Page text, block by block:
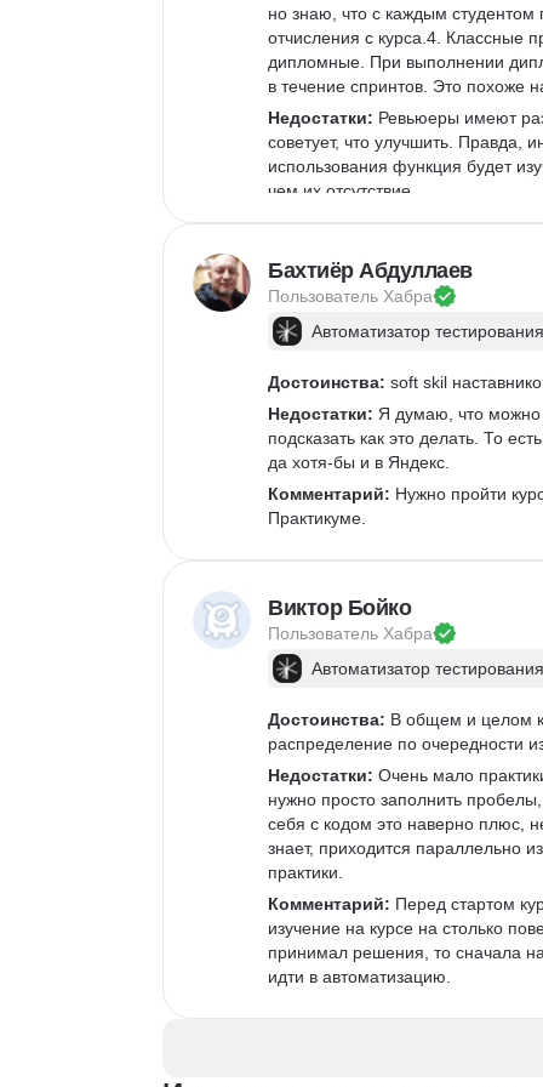
но знаю, что с каждым
отчисления с курса.4. Классные
дипломные. При выполнении
в течение спринтов. Это похоже
Недостатки: Ревьюеры имеют
советует, что улучшить. Правда,
использования функция будет
чем их отсутствие.
будет достаточно, чтобы
самостоятельному поиску
Бахтиёр Абдуллаев
Пользователь Хабра
Автоматизатор
Достоинства: soft skil
Недостатки: Я думаю, что можно
подсказать как это делать. То
да хотя-бы и в Яндекс.
Комментарий: Нужно пройти
Практикуме.
Виктор Бойко
Пользователь Хабра
Автоматизатор
Достоинства: В общем и целом
распределение по очередности
Недостатки: Очень мало
нужно просто заполнить
себя с кодом это наверно плюс,
знает, приходится параллельно
практики.
Комментарий: Перед стартом
изучение на курсе на столько
принимал решения, то сначала
идти в автоматизацию.